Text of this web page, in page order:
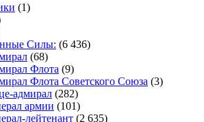
(1)
Силы: (6 436)
(68)
Флота (9)
Флота Советского Союза (3)
адмирал (282)
армии (101)
лейтенант (2 635)